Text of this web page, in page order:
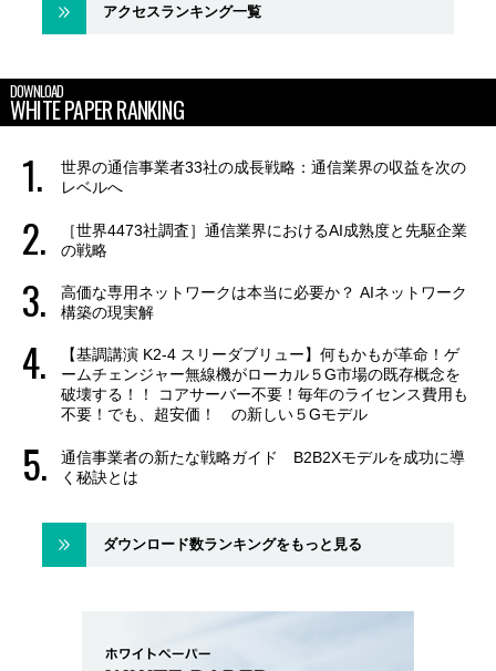
アクセスランキング一覧
DOWNLOAD
WHITE PAPER RANKING
世界の通信事業者33社の成長戦略：通信業界の収益を次の
レベルへ
［世界4473社調査］通信業界におけるAI成熟度と先駆企業
の戦略
高価な専用ネットワークは本当に必要か？ AIネットワーク
構築の現実解
【基調講演 K2-4 スリーダブリュー】何もかもが革命！ゲ
ームチェンジャー無線機がローカル５G市場の既存概念を
破壊する！！ コアサーバー不要！毎年のライセンス費用も
不要！でも、超安価！ の新しい５Gモデル
通信事業者の新たな戦略ガイド B2B2Xモデルを成功に導
く秘訣とは
ダウンロード数ランキングをもっと見る